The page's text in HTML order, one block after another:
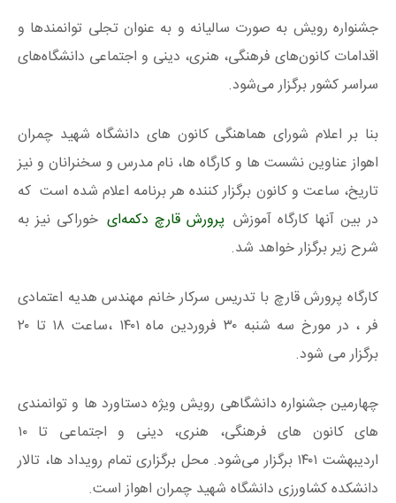
جشنواره رویش به صورت سالیانه و به عنوان تجلی توانمند‌ها و
اقدامات کانون‌های فرهنگی، هنری، دینی و اجتماعی دانشگاه‌های
سراسر کشور برگزار می‌شود.
بنا بر اعلام شورای هماهنگی کانون‌ های دانشگاه شهید چمران
اهواز عناوین نشست‌ ها و کارگاه‌ ها، نام مدرس و سخنرانان و نیز
تاریخ، ساعت و کانون برگزار کننده هر برنامه اعلام شده است که
در بین آنها کارگاه آموزش پرورش قارچ دکمه‌ای خوراکی نیز به
شرح زیر برگزار خواهد شد.
کارگاه پرورش قارچ با تدریس سرکار خانم مهندس هدیه اعتمادی‌
فر ، در مورخ سه‌ شنبه ۳۰ فروردین‌ ماه ۱۴۰۱ ،ساعت ۱۸ تا ۲۰
برگزار می شود.
چهارمین جشنواره دانشگاهی رویش ویژه دستاورد‌ ها و توانمندی‌
های کانون‌ های فرهنگی، هنری، دینی و اجتماعی تا ۱۰
اردیبهشت ۱۴۰۱ برگزار می‌شود. محل برگزاری تمام رویداد ها، تالار
دانشکده کشاورزی دانشگاه شهید چمران اهواز است.